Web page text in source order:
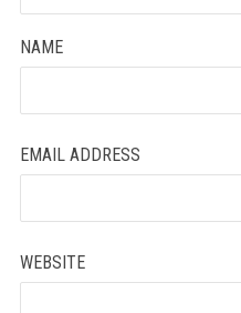
NAME
EMAIL ADDRESS
WEBSITE